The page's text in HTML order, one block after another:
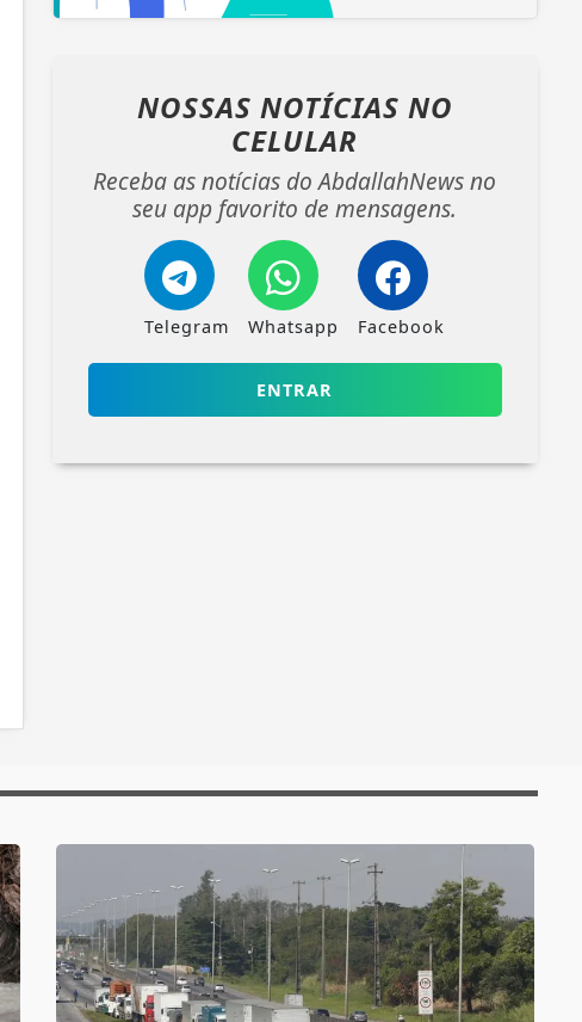
NOSSAS NOTÍCIAS NO
CELULAR
Receba as notícias do AbdallahNews no
seu app favorito de mensagens.
Telegram Whatsapp Facebook
ENTRAR